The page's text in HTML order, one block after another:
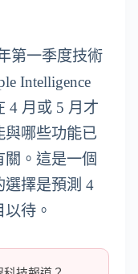
第一季度技術
Intelligence
4 月或 5 月才
與哪些功能已
。這是一個
選擇是預測 4
待。